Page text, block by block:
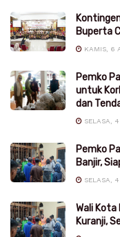
Buperta
KAMIS, 6
Pemko
untuk
dan
SELASA,
Pemko
Banjir,
SELASA,
Wali Kota
Kuranji,